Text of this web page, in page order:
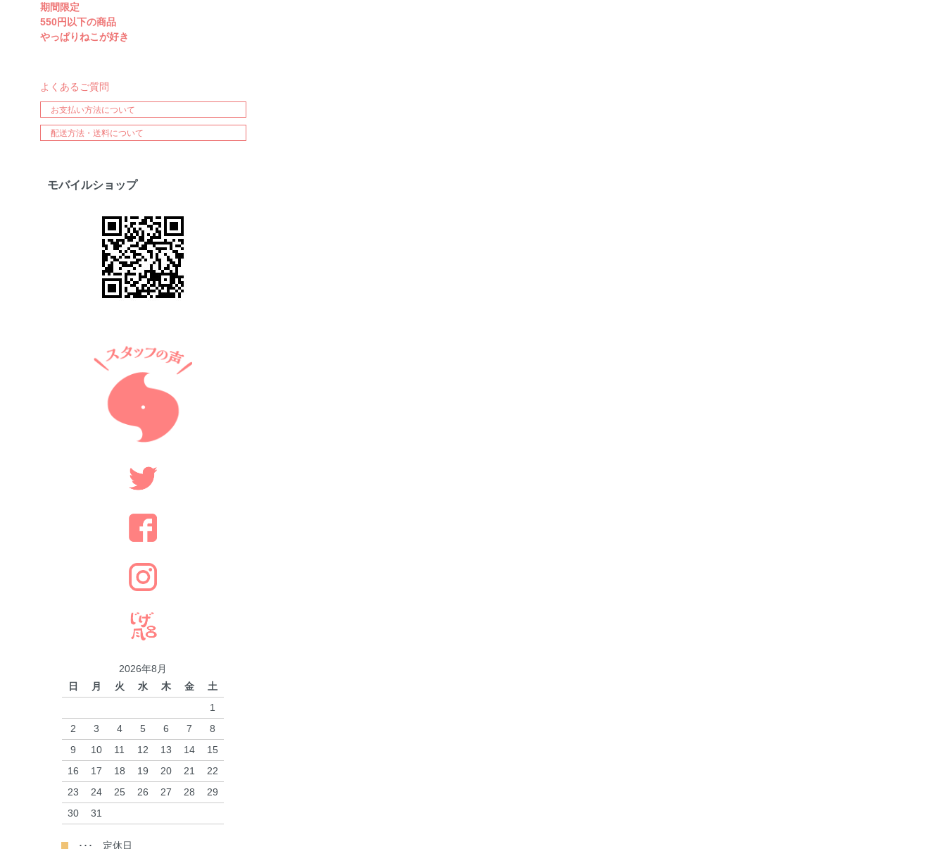
期間限定
550円以下の商品
やっぱりねこが好き
よくあるご質問
お支払い方法について
配送方法・送料について
モバイルショップ
2026年8月
日
月 火 水 木 金
土
1
2
3 4 5 6 7
8
9
10 11 12 13 14
15
16
17 18 19 20 21
22
23
24 25 26 27 28
29
30
31
･･･ 定休日